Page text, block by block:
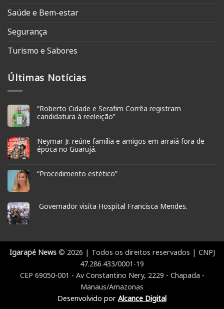
Saúde e Bem-estar
Segurança
Turismo e Sabores
Últimas Notícias
“Roberto Cidade e Serafim Corrêa registram
candidatura à reeleição”
Neymar Jr. reúne família e amigos em arraiá fora de
época no Guarujá.
“Procedimento estético”
Governador visita Hospital Francisca Mendes.
Igarapé News© 2026 | Todos os direitos reservados | CNPJ
47.286.433/0001-19
CEP 69050-001 - Av Constantino Nery, 2229 - Chapada -
Manaus/Amazonas
Desenvolvido por Alcance Digital